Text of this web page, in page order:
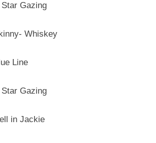
Gazing
Whiskey
Line
Gazing
in Jackie